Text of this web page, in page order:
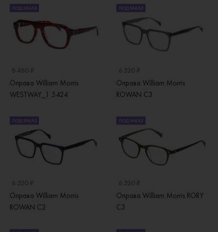
ПОД ЗАКАЗ
Оправа William Morris
WESTWAY_1 5424
ПОД ЗАКАЗ
Оправа William Morris
ROWAN C3
ПОД ЗАКАЗ
Оправа William Morris
ROWAN C2
ПОД ЗАКАЗ
Оправа William Morris RORY
C3